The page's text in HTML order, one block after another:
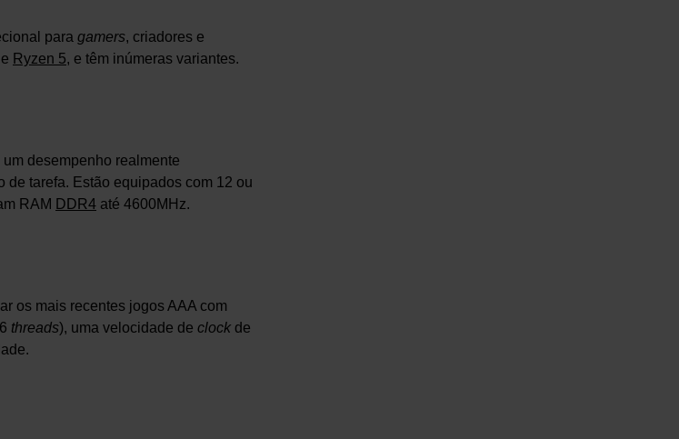
para gamers, criadores e
e Ryzen 5, e têm inúmeras variantes.
desempenho realmente
tarefa. Estão equipados com 12 ou
RAM DDR4 até 4600MHz.
os mais recentes jogos AAA com
threads), uma velocidade de clock de